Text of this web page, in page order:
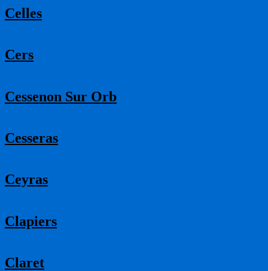
Celles
Cers
Cessenon Sur Orb
Cesseras
Ceyras
Clapiers
Claret